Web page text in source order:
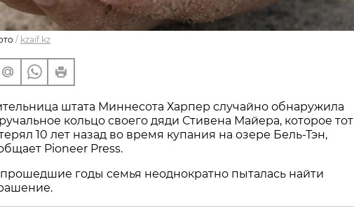
/ kzaif.kz
штата Миннесота Харпер случайно обнаружила
кольцо своего дяди Стивена Майера, которое тот
10 лет назад во время купания на озере Бель-Тэн,
Pioneer Press.
годы семья неоднократно пыталась найти